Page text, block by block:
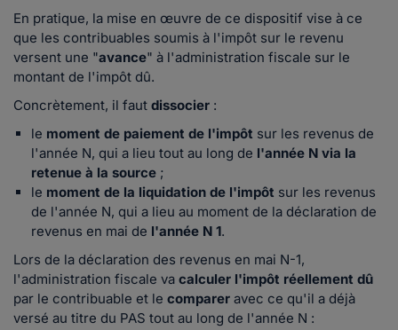
En pratique, la mise en œuvre de ce dispositif vise à ce
que les contribuables soumis à l'impôt sur le revenu
versent une "avance" à l'administration fiscale sur le
montant de l'impôt dû.
Concrètement, il faut dissocier :
le moment de paiement de l'impôt sur les revenus de
l'année N, qui a lieu tout au long de l'année N via la
retenue à la source ;
le moment de la liquidation de l'impôt sur les revenus
de l'année N, qui a lieu au moment de la déclaration de
revenus en mai de l'année N 1.
Lors de la déclaration des revenus en mai N-1,
l'administration fiscale va calculer l'impôt réellement dû
par le contribuable et le comparer avec ce qu'il a déjà
versé au titre du PAS tout au long de l'année N :